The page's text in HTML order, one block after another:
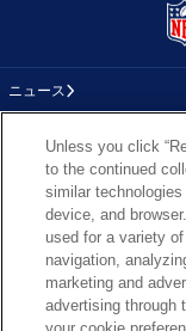
ニュース
コラム
チーム
選手成績
More NFL
Unless you click
to the continued
similar
device, and
used for a variety
navigation,
marketing and
advertising through